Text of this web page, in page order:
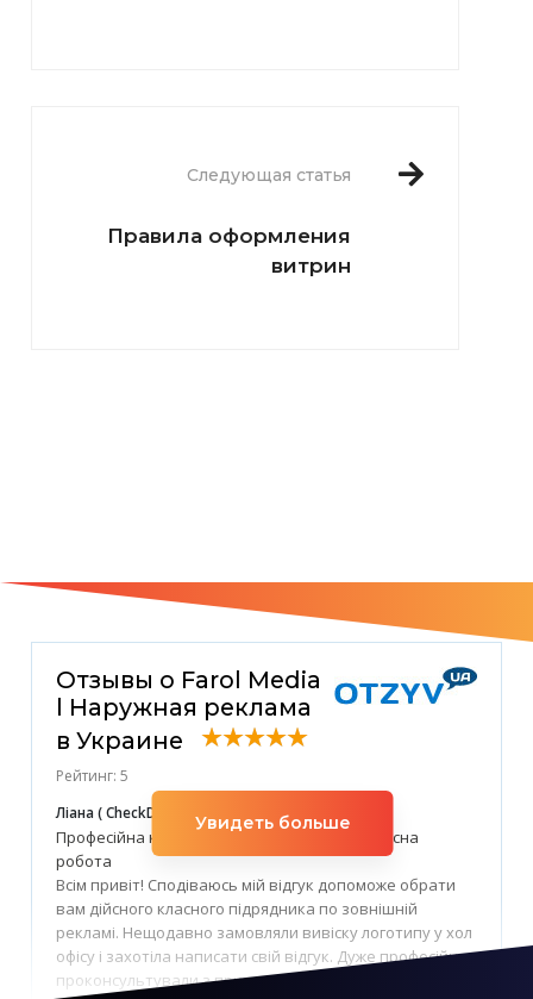
Следующая статья
Правила оформления
витрин
Отзывы о Farol Media
l Наружная реклама
в Украине
Рейтинг: 5
Ліана ( CheckDom Group) 26 апреля, 2023 год
Професійна команда, швидка реалізація, якісна
робота
Всім привіт! Сподіваюсь мій відгук допоможе обрати
вам дійсного класного підрядника по зовнішній
рекламі. Нещодавно замовляли вивіску логотипу у хол
офісу і захотіла написати свій відгук. Дуже професійно
проконсультували з приводу вивіски, надали різні
Увидеть больше